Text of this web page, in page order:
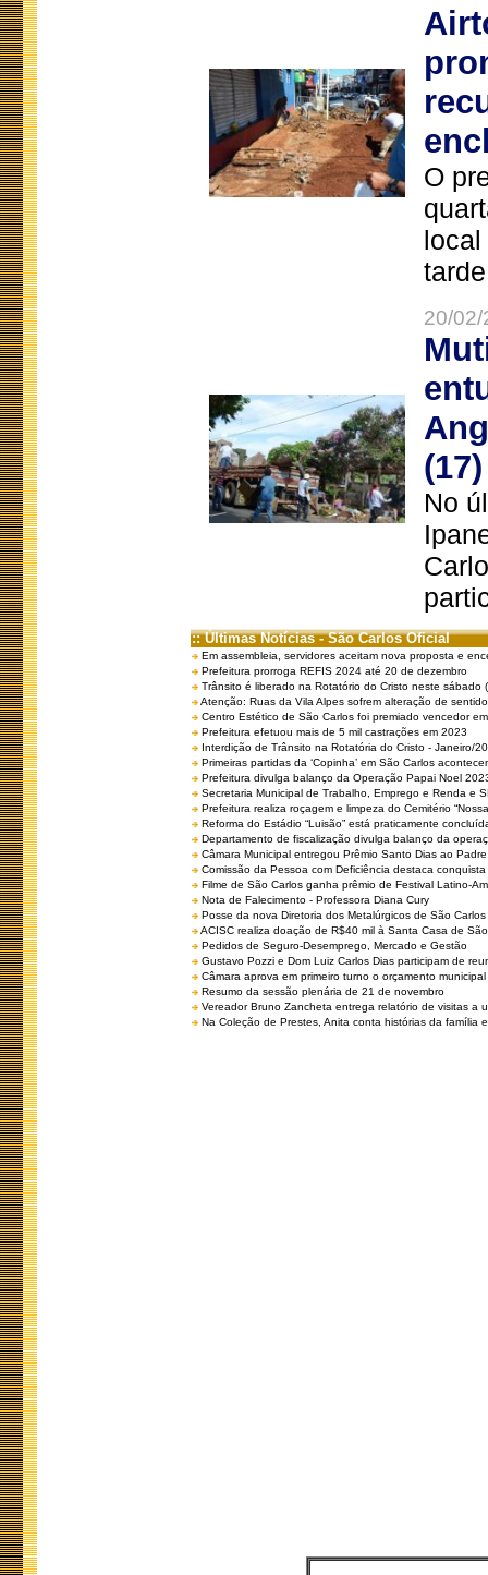
O
20/
(17)
No
:: Últimas Notícias - São Carlos Oficial
Em assembleia, servidores aceitam nova proposta e
Prefeitura prorroga REFIS 2024 até 20 de dezembro
Trânsito é liberado na Rotatório do Cristo neste sábado
Atenção: Ruas da Vila Alpes sofrem alteração de
Centro Estético de São Carlos foi premiado vencedor
Prefeitura efetuou mais de 5 mil castrações em 2023
Interdição de Trânsito na Rotatória do Cristo - Janeiro/
Primeiras partidas da ‘Copinha’ em São Carlos
Prefeitura divulga balanço da Operação Papai Noel
Secretaria Municipal de Trabalho, Emprego e Renda e
Prefeitura realiza roçagem e limpeza do Cemitério
Reforma do Estádio “Luisão” está praticamente
Departamento de fiscalização divulga balanço da
Câmara Municipal entregou Prêmio Santo Dias ao
Comissão da Pessoa com Deficiência destaca
Filme de São Carlos ganha prêmio de Festival Latino-
Nota de Falecimento - Professora Diana Cury
Posse da nova Diretoria dos Metalúrgicos de São
ACISC realiza doação de R$40 mil à Santa Casa de
Pedidos de Seguro-Desemprego, Mercado e Gestão
Gustavo Pozzi e Dom Luiz Carlos Dias participam de
Câmara aprova em primeiro turno o orçamento
Resumo da sessão plenária de 21 de novembro
Vereador Bruno Zancheta entrega relatório de visitas a
Na Coleção de Prestes, Anita conta histórias da família